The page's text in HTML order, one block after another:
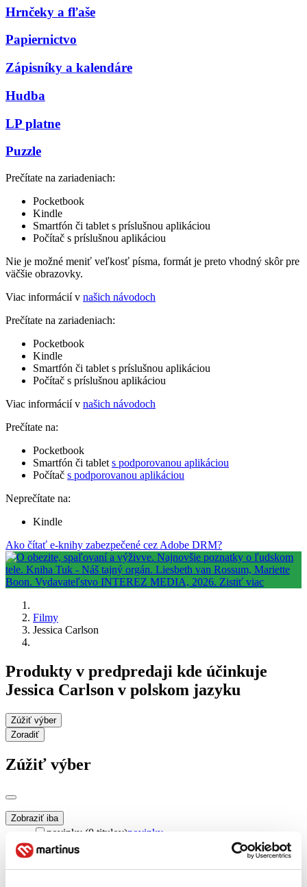
Hrnčeky a fľaše
Papiernictvo
Zápisníky a kalendáre
Hudba
LP platne
Puzzle
Prečítate na zariadeniach:
Pocketbook
Kindle
Smartfón či tablet s príslušnou aplikáciou
Počítač s príslušnou aplikáciou
Nie je možné meniť veľkosť písma, formát je preto vhodný skôr pre
väčšie obrazovky.
Viac informácií v našich návodoch
Prečítate na zariadeniach:
Pocketbook
Kindle
Smartfón či tablet s príslušnou aplikáciou
Počítač s príslušnou aplikáciou
Viac informácií v našich návodoch
Prečítate na:
Pocketbook
Smartfón či tablet s podporovanou aplikáciou
Počítač s podporovanou aplikáciou
Neprečítate na:
Kindle
Ako čítať e-knihy zabezpečené cez Adobe DRM?
Filmy
Jessica Carlson
Produkty v predpredaji kde účinkuje
Jessica Carlson v polskom jazyku
Zúžiť výber
Zoradiť
Zúžiť výber
Zobraziť iba
novinky (0 titulov)novinky
zľavnené tituly (0 titulov)
Dostupnosť